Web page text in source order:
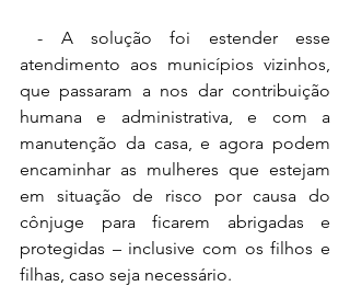
- A solução foi estender esse
atendimento aos municípios vizinhos,
que passaram a nos dar contribuição
humana e administrativa, e com a
manutenção da casa, e agora podem
encaminhar as mulheres que estejam
em situação de risco por causa do
cônjuge para ficarem abrigadas e
protegidas – inclusive com os filhos e
filhas, caso seja necessário.